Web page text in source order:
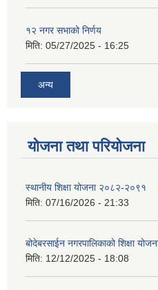
१२ नगर सभाको निर्णय
मिति: 05/27/2025 - 16:25
अन्य
योजना तथा परियोजना
स्थानीय शिक्षा योजना २०८२-२०९१
मिति: 07/16/2026 - 21:33
बोदेबरसाईन नगरपालिकाको शिक्षा
मिति: 12/12/2025 - 18:08